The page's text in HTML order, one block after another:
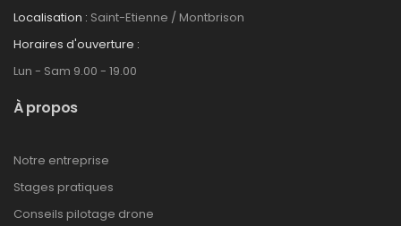
Localisation : Saint-Etienne / Montbrison
Horaires d'ouverture :
Lun - Sam 9.00 - 19.00
À propos
Notre entreprise
Stages pratiques
Conseils pilotage drone